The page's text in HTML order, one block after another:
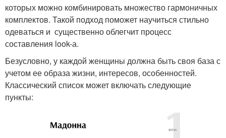
которых можно комбинировать множество гармоничных
комплектов. Такой подход поможет научиться стильно
одеваться и существенно облегчит процесс
составления look-а.
Безусловно, у каждой женщины должна быть своя база с
учетом ее образа жизни, интересов, особенностей.
Классический список может включать следующие
пункты: